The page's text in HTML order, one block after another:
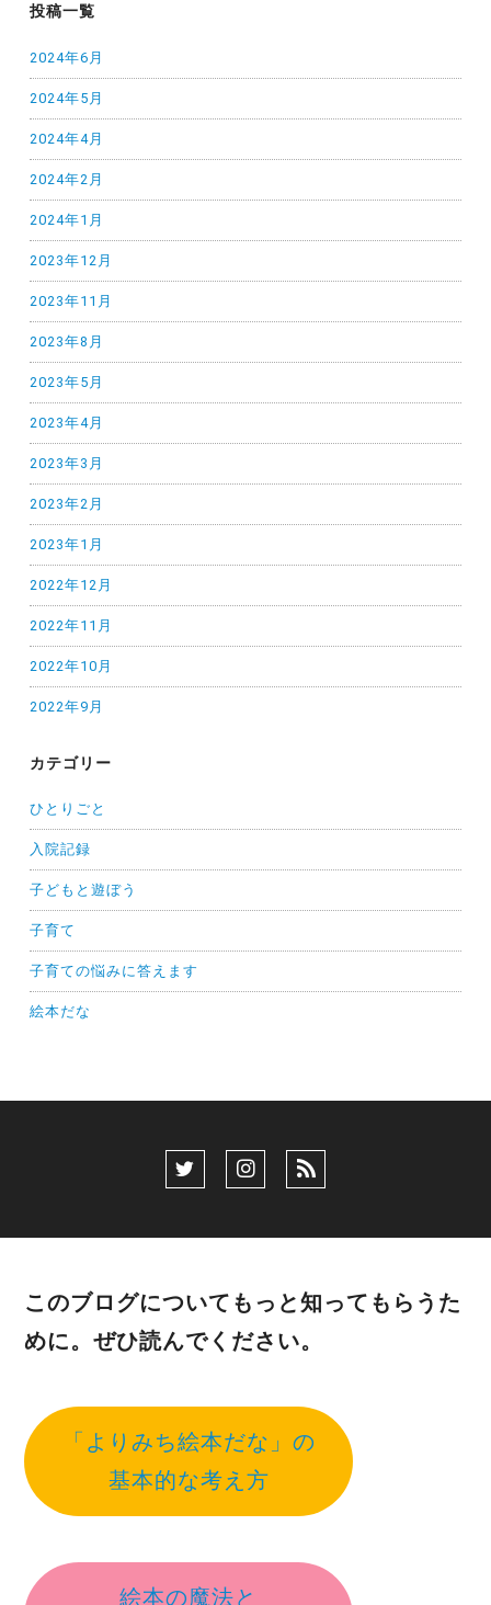
投稿一覧
2024年6月
2024年5月
2024年4月
2024年2月
2024年1月
2023年12月
2023年11月
2023年8月
2023年5月
2023年4月
2023年3月
2023年2月
2023年1月
2022年12月
2022年11月
2022年10月
2022年9月
カテゴリー
ひとりごと
入院記録
子どもと遊ぼう
子育て
子育ての悩みに答えます
絵本だな
このブログについてもっと知ってもらうた
めに。ぜひ読んでください。
「よりみち絵本だな」の
基本的な考え方
絵本の魔法と